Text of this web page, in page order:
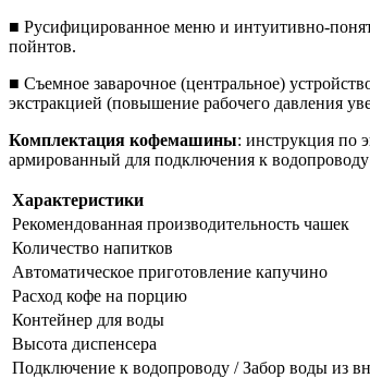
■ Русифицированное меню и интуитивно-
пойнтов.
■ Съемное заварочное (центральное)
экстракцией (повышение рабочего давления
Комплектация кофемашины: инструкция по
армированный для подключения к
Характеристики
Рекомендованная производительность чашек
Количество напитков
Автоматическое приготовление капучино
Расход кофе на порцию
Контейнер для воды
Высота диспенсера
Подключение к водопроводу / Забор воды из